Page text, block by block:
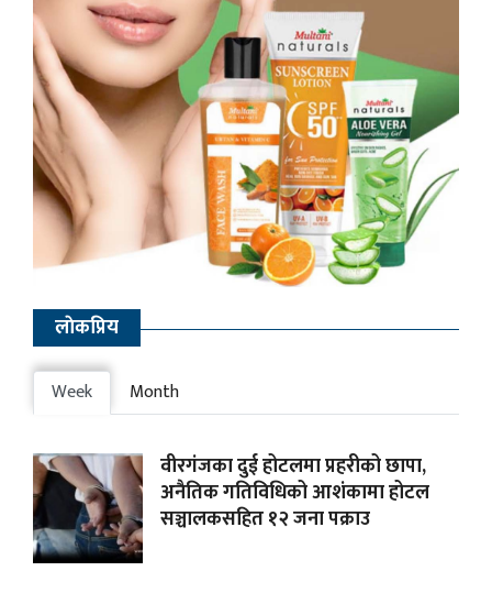
लाेकप्रिय
Week Month
वीरगंजका दुई होटलमा प्रहरीको छापा,
अनैतिक गतिविधिको आशंकामा होटल
सञ्चालकसहित १२ जना पक्राउ